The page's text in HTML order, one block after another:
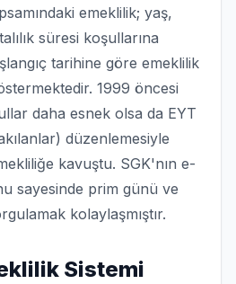
emeklilik; yaş,
süresi koşullarına
tarihine göre emeklilik
1999 öncesi
daha esnek olsa da EYT
düzenlemesiyle
kavuştu. SGK'nın e-
sayesinde prim günü ve
kolaylaşmıştır.
Sistemi